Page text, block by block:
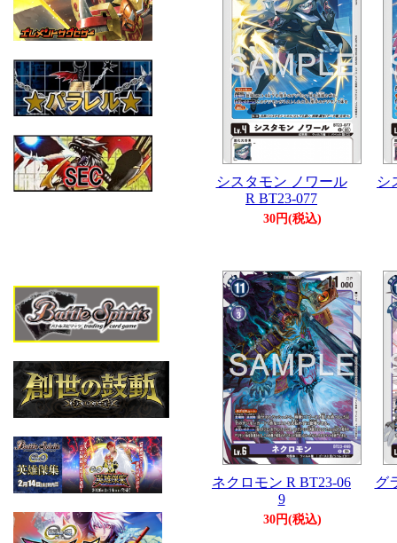
シスタモン ノワール
R BT23-077
30円(税込)
シ
ネクロモン R BT23-06
9
30円(税込)
グ